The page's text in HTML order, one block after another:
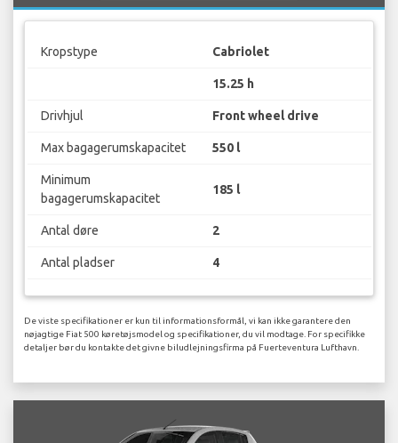
Kropstype Cabriolet
15.25 h
Drivhjul Front wheel drive
Max bagagerumskapacitet 550 l
Minimum
bagagerumskapacitet
185 l
Antal døre 2
Antal pladser 4
De viste specifikationer er kun til informationsformål, vi kan ikke garantere den
nøjagtige Fiat 500 køretøjsmodel og specifikationer, du vil modtage. For specifikke
detaljer bør du kontakte det givne biludlejningsfirma på Fuerteventura Lufthavn.